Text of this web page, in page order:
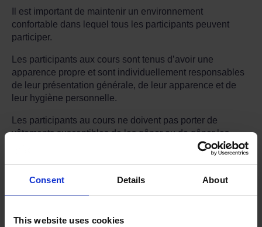
Consent Details About
This website uses cookies
Il est important de maintenir un environnement
confortable dans lequel tous les participants peuvent
participer.
Les participants aux cours sont tenus d’avoir une
apparence propre et sont individuellement responsables
de leur présentation générale, de leur apparence et de
leur hygiène personnelle.
Les participants au cours ne doivent pas porter de
vêtements susceptibles de les gêner ou de gêner les
autres, et doivent être conscients des différences
culturelles en matière d’habillement et de présentation et
NDORS se réserve le droit de refuser l’accès ou
inapproprié, port de tenue vestimentaire inappropriée ou